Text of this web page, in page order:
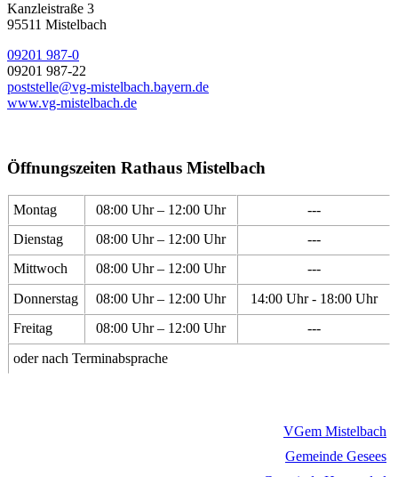
Kanzleistraße 3
95511 Mistelbach
09201 987-0
09201 987-22
poststelle@vg-mistelbach.bayern.de
www.vg-mistelbach.de
Öffnungszeiten Rathaus Mistelbach
Montag 08:00 Uhr – 12:00 Uhr
---
Dienstag
08:00 Uhr – 12:00 Uhr
---
Mittwoch
08:00 Uhr – 12:00 Uhr
---
Donnerstag
08:00 Uhr – 12:00 Uhr
14:00 Uhr - 18:00 Uhr
Freitag
08:00 Uhr – 12:00 Uhr
---
oder nach Terminabsprache
VGem Mistelbach
Gemeinde Gesees